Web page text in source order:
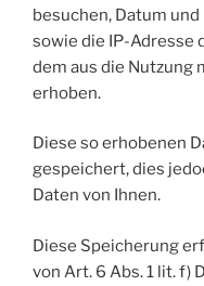
besuchen, Datum
sowie die IP-Adresse
dem aus die
erhoben.
Diese so erhobenen
gespeichert, dies
Daten von Ihnen.
Diese Speicherung
von Art. 6 Abs. 1 lit. f)